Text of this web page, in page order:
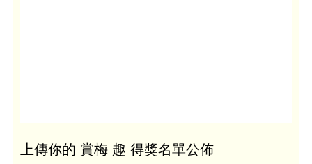
上傳你的 賞梅 趣 得獎名單公佈